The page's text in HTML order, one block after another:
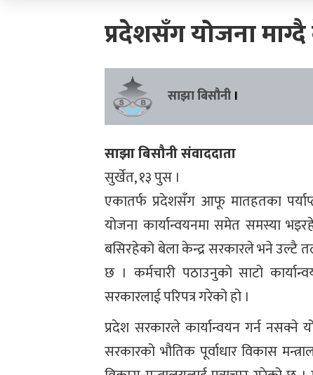
प्रदेशसँग योजना
साझा बिसौनी ।
साझा बिसौनी संवाददाता
सुर्खेत, १३ पुस ।
एकातर्फ प्रदेशसँग आफू मातहतका
योजना कार्यान्वयनमा समेत समस्या
बसिरहेको बेला केन्द्र सरकारले भने उल्टै
छ । कर्मचारी पठाउनुको साटो
सरकारलाई परिपत्र गरेको हो ।
प्रदेश सरकारले कार्यान्वयन गर्न नसक्ने
सरकारको भौतिक पूर्वाधार विकास